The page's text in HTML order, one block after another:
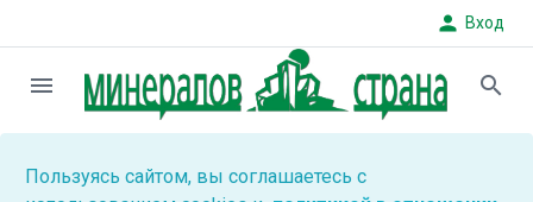
person Вход
menu search
Пользуясь сайтом, вы соглашаетесь с